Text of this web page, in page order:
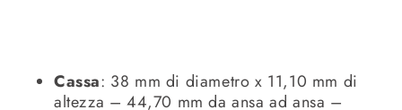
Cassa: 38 mm di diametro x 11,10 mm di
altezza – 44,70 mm da ansa ad ansa –